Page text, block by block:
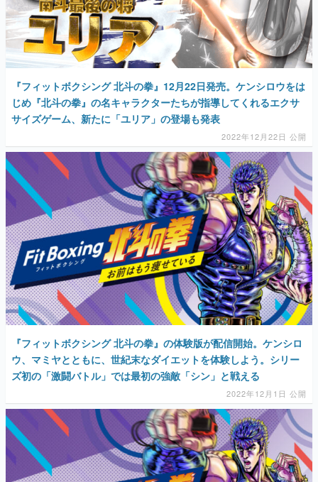
『フィットボクシング 北斗の拳』12月22日発売。ケンシロウをは
じめ『北斗の拳』の名キャラクターたちが指導してくれるエクサ
サイズゲーム、新たに「ユリア」の登場も発表
2022年12月22日 公開
『フィットボクシング 北斗の拳』の体験版が配信開始。ケンシロ
ウ、マミヤとともに、世紀末なダイエットを体験しよう。シリー
ズ初の「激闘バトル」では最初の強敵「シン」と戦える
2022年12月1日 公開